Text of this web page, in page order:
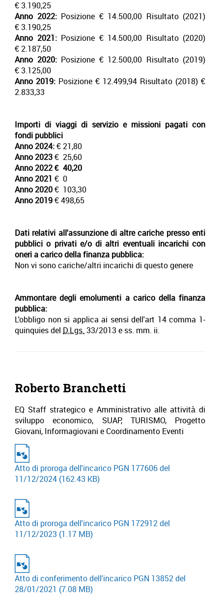
€ 3.190,25
Anno 2022:Posizione € 14.500,00 Risultato (2021)
€ 3.190,25
Anno 2021: Posizione € 14.500,00 Risultato (2020)
€ 2.187,50
Anno 2020: Posizione € 12.500,00 Risultato (2019)
€ 3.125,00
Anno 2019: Posizione € 12.499,94 Risultato (2018) €
2.833,33
Importi di viaggi di servizio e missioni pagati con
fondi pubblici
Anno 2024:€ 21,80
Anno 2023€ 25,60
Anno 2022€ 40,20
Anno 2021 € 0
Anno 2020€ 103,30
Anno 2019€ 498,65
Dati relativi all'assunzione di altre cariche presso enti
pubblici o privati e/o di altri eventuali incarichi con
oneri a carico della finanza pubblica:
Non vi sono cariche/altri incarichi di questo genere
Ammontare degli emolumenti a carico della finanza
pubblica:
L'obbligo non si applica ai sensi dell'art 14 comma 1-
quinquies del D.Lgs. 33/2013 e ss. mm. ii.
Roberto Branchetti
EQ Staff strategico e Amministrativo alle attività di
sviluppo economico, SUAP, TURISMO, Progetto
Giovani, Informagiovani e Coordinamento Eventi
Atto di proroga dell'incarico PGN 177606 del
11/12/2024 (162.43 KB)
Atto di proroga dell'incarico PGN 172912 del
11/12/2023 (1.17 MB)
Atto di conferimento dell'incarico PGN 13852 del
28/01/2021 (7.08 MB)